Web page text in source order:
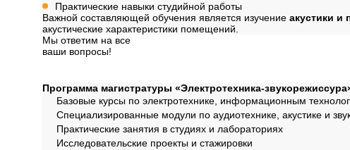
Практические навыки студийной работы
Важной составляющей обучения является изучение акустики и
акустические характеристики помещений.
Мы ответим на все
ваши вопросы!
Программа магистратуры «Электротехника-
Базовые курсы по электротехнике, информационным
Специализированные модули по аудиотехнике, акустике и
Практические занятия в студиях и лабораториях
Исследовательские проекты и стажировки